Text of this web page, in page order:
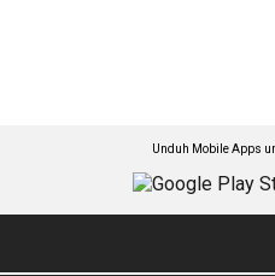
Unduh Mobile Apps